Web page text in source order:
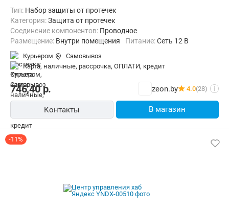
Тип: Набор защиты от протечек
Категория:Защита от протечек
Соединение компонентов: Проводное
Размещение: Внутри помещения Питание:Сеть 12 В
Курьером
Самовывоз
карта, наличные, рассрочка, ОПЛАТИ, кредит
746,40р. zeon.by 4.0(28) i
Контакты В магазин
-11%